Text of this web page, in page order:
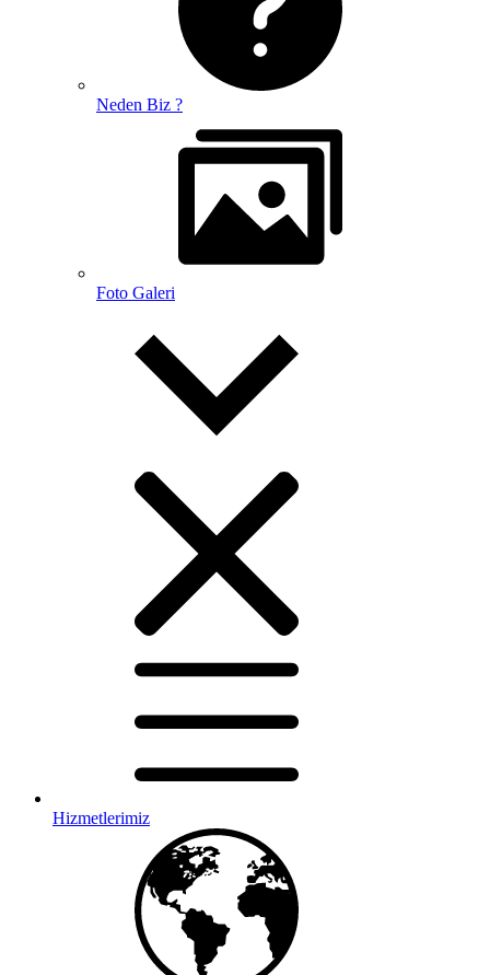
Neden Biz ?
Foto Galeri
Hizmetlerimiz